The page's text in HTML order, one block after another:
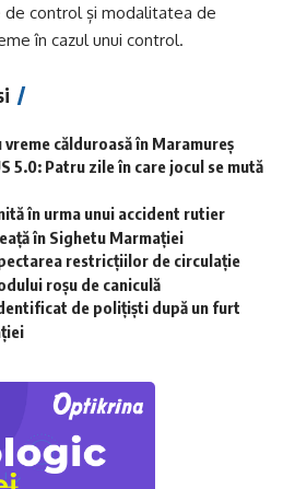
de control și modalitatea de
în cazul unui control.
vreme călduroasă în Maramureș
5.0: Patru zile în care jocul se mută
în urma unui accident rutier
în Sighetu Marmației
restricțiilor de circulație
roșu de caniculă
de polițiști după un furt